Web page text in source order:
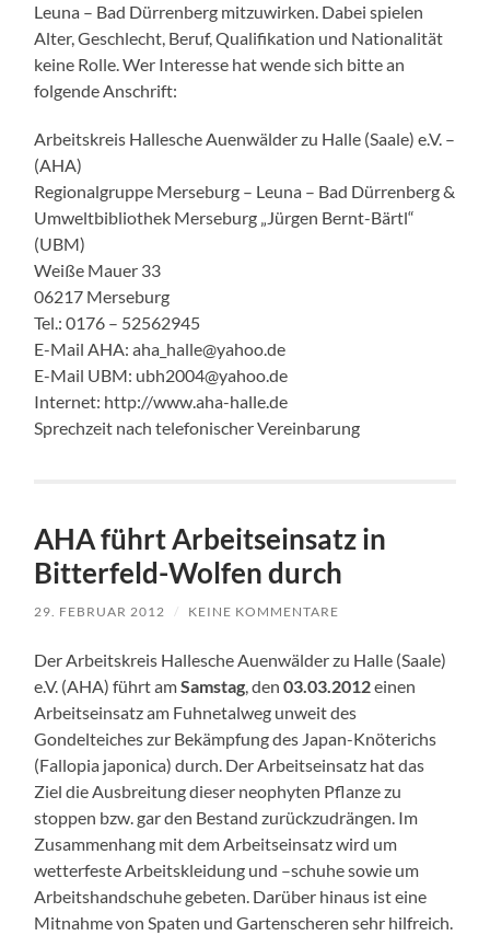
Leuna – Bad Dürrenberg mitzuwirken. Dabei spielen
Alter, Geschlecht, Beruf, Qualifikation und Nationalität
keine Rolle. Wer Interesse hat wende sich bitte an
folgende Anschrift:
Arbeitskreis Hallesche Auenwälder zu Halle (Saale) e.V. –
(AHA)
Regionalgruppe Merseburg – Leuna – Bad Dürrenberg &
Umweltbibliothek Merseburg „Jürgen Bernt-Bärtl“
(UBM)
Weiße Mauer 33
06217 Merseburg
Tel.: 0176 – 52562945
E-Mail AHA: aha_halle@yahoo.de
E-Mail UBM: ubh2004@yahoo.de
Internet: http://www.aha-halle.de
Sprechzeit nach telefonischer Vereinbarung
AHA führt Arbeitseinsatz in
Bitterfeld-Wolfen durch
29. FEBRUAR 2012 / KEINE KOMMENTARE
Der Arbeitskreis Hallesche Auenwälder zu Halle (Saale)
e.V. (AHA) führt amSamstag, den03.03.2012einen
Arbeitseinsatz am Fuhnetalweg unweit des
Gondelteiches zur Bekämpfung des Japan-Knöterichs
(Fallopia japonica) durch. Der Arbeitseinsatz hat das
Ziel die Ausbreitung dieser neophyten Pflanze zu
stoppen bzw. gar den Bestand zurückzudrängen. Im
Zusammenhang mit dem Arbeitseinsatz wird um
wetterfeste Arbeitskleidung und –schuhe sowie um
Arbeitshandschuhe gebeten. Darüber hinaus ist eine
Mitnahme von Spaten und Gartenscheren sehr hilfreich.